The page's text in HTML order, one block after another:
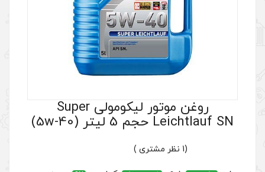
روغن موتور لیکومولی Super